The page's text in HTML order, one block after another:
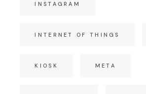
INSTAGRAM
INTERNET OF THINGS
KIOSK META